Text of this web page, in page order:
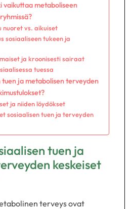
vaikuttaa metaboliseen
nuoret vs. aikuiset
sosiaaliseen tukeen ja
ja kroonisesti sairaat
tuessa
tuen ja metabolisen terveyden
ja niiden löydökset
sosiaalisen tuen ja terveyden
tuen ja
keskeiset
terveys ovat